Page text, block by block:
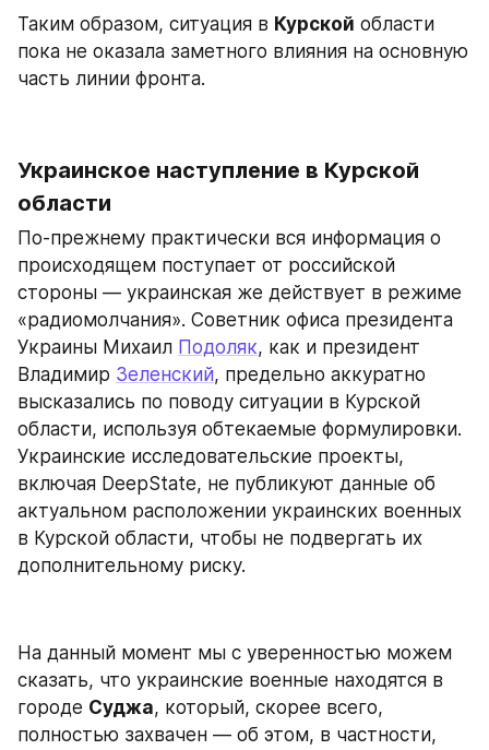
Таким образом, ситуация в Курской области
пока не оказала заметного влияния на основную
часть линии фронта.
Украинское наступление в Курской
области
По-прежнему практически вся информация о
происходящем поступает от российской
стороны — украинская же действует в режиме
«радиомолчания». Советник офиса президента
Украины Михаил Подоляк, как и президент
Владимир Зеленский, предельно аккуратно
высказались по поводу ситуации в Курской
области, используя обтекаемые формулировки.
Украинские исследовательские проекты,
включая DeepState, не публикуют данные об
актуальном расположении украинских военных
в Курской области, чтобы не подвергать их
дополнительному риску.
На данный момент мы с уверенностью можем
сказать, что украинские военные находятся в
городе Суджа, который, скорее всего,
полностью захвачен — об этом, в частности,